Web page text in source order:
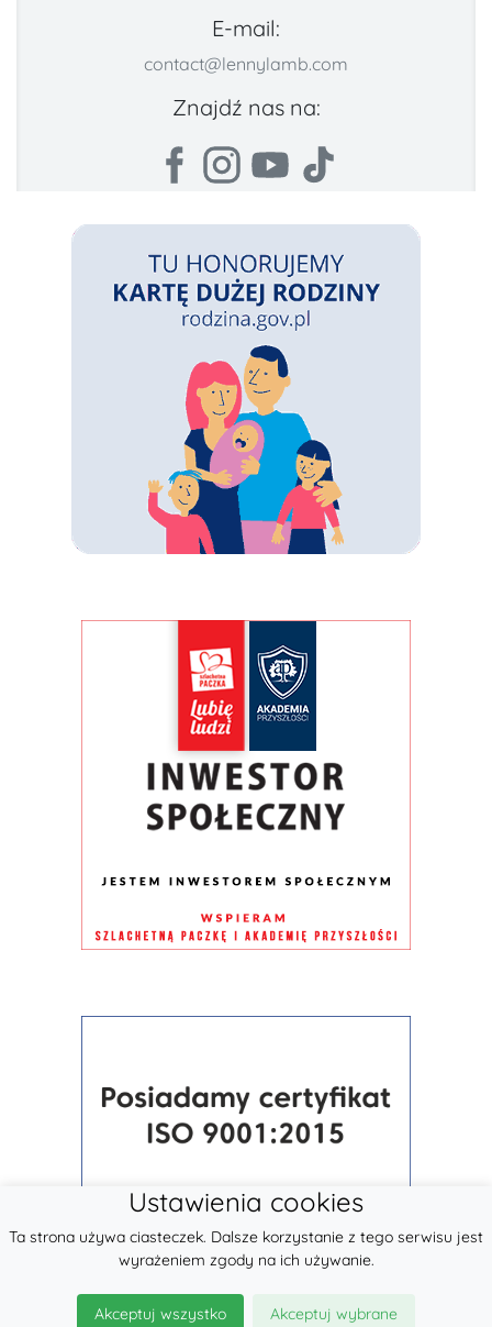
E-mail:
contact@lennylamb.com
Znajdź nas na:
Ustawienia cookies
Ta strona używa ciasteczek. Dalsze korzystanie z tego serwisu jest
wyrażeniem zgody na ich używanie.
Akceptuj wszystko Akceptuj wybrane